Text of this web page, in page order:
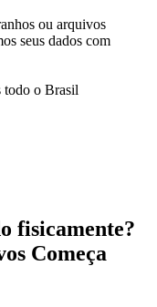
ou arquivos
seus dados com
todo o Brasil
fisicamente?
Começa